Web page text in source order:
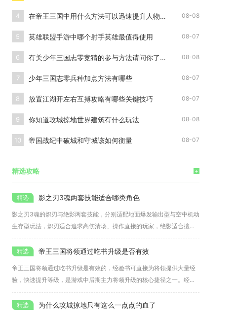
4 在帝王三国中用什么方法可以迅速提升人物等级 08-08
5 英雄联盟手游中哪个射手英雄最值得使用 08-07
6 有关少年三国志零竞猜的参与方法请问你了解吗 08-08
7 少年三国志零兵种加点方法有哪些 08-07
8 放置江湖开左右互搏攻略有哪些关键技巧 08-07
9 你知道攻城掠地世界建筑有什么玩法 08-08
10 帝国战纪中破城和守城该如何衡量 08-07
精选攻略 +
影之刃3魂两套技能适合哪类角色
影之刃3魂的炽刃与绝影两套技能，分别适配地面爆发输出型与空中机动
生存型玩法，炽刃适合追求高伤清场、操作直接的玩家，绝影适合擅长
走位
帝王三国将领通过吃书升级是否有效
帝王三国将领通过吃书升级是有效的，经验书可直接为将领提供大量经
验，快速提升等级，是游戏中后期主力将领升级的核心捷径之一。经验
书按品
为什么攻城掠地只有这么一点点的血了